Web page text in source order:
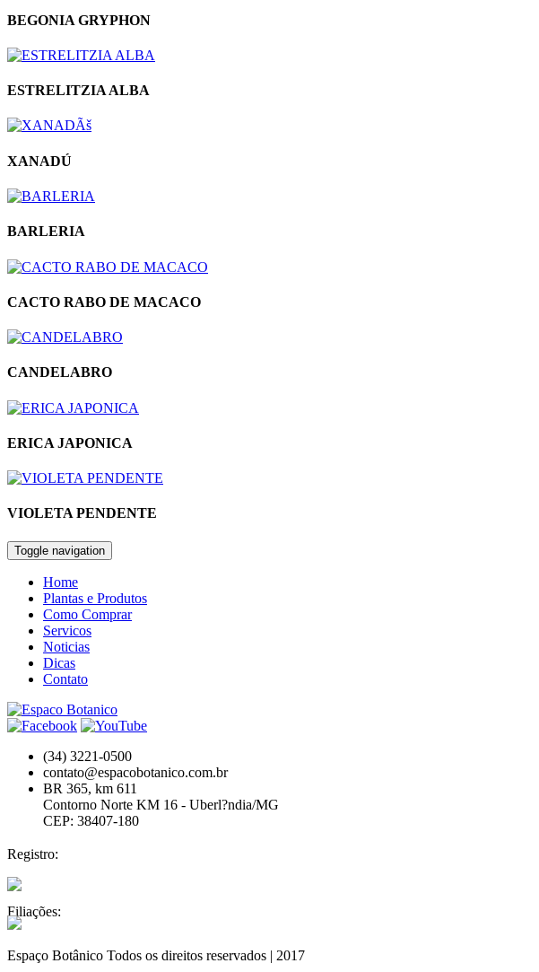
BEGONIA GRYPHON
ESTRELITZIA ALBA
XANADÚ
BARLERIA
CACTO RABO DE MACACO
CANDELABRO
ERICA JAPONICA
VIOLETA PENDENTE
Toggle navigation
Home
Plantas e Produtos
Como Comprar
Servicos
Noticias
Dicas
Contato
(34) 3221-0500
contato@espacobotanico.com.br
BR 365, km 611
Contorno Norte KM 16 - Uberl?ndia/MG
CEP: 38407-180
Registro:
Filiações:
Espaço Botânico Todos os direitos reservados | 2017